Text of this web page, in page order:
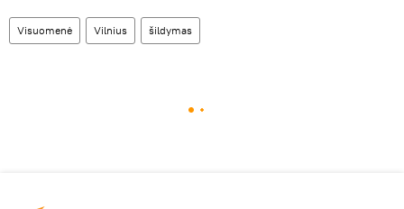
Visuomenė Vilnius šildymas